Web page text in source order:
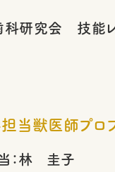
科研究会 技能レ
当獣医師プロ
：林 圭子